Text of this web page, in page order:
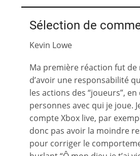
Sélection de
Kevin Lowe
Ma première réaction fut de
d’avoir une responsabilité
les actions des “joueurs”,
personnes avec qui je joue.
compte Xbox live, par
donc pas avoir la moindre
pour corriger le